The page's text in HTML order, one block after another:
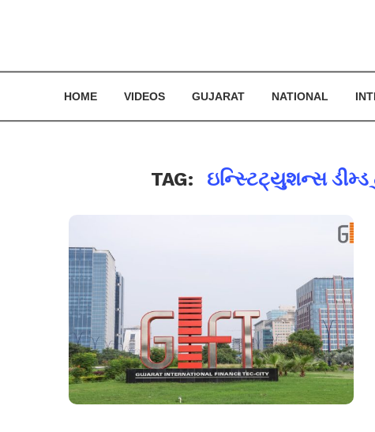
HOME VIDEOS GUJARAT NATIONAL
TAG: ઇન્સ્ટિટ્યુશન્સ ડીમ્ડ